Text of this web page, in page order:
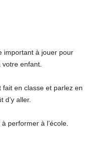
important à jouer pour
enfant.
en classe et parlez en
d’y aller.
performer à l’école.